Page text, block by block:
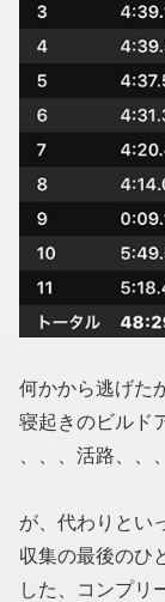
何かから逃げた
寝起きのビルド
、、、活路、
が、代わりとい
収集の最後のひ
した、コンプリ